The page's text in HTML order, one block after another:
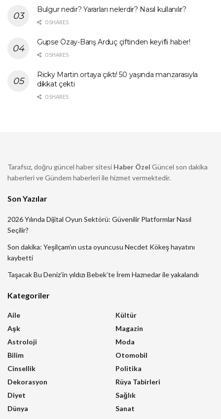
Bulgur nedir? Yararları nelerdir? Nasıl kullanılır?
0 SHARES
Gupse Özay-Barış Arduç çiftinden keyifli haber!
0 SHARES
Ricky Martin ortaya çıktı! 50 yaşında manzarasıyla
dikkat çekti
0 SHARES
Tarafsız, doğru güncel haber sitesi Haber Özel Güncel son dakika
haberleri ve Gündem haberleri ile hizmet vermektedir.
Son Yazılar
2026 Yılında Dijital Oyun Sektörü: Güvenilir Platformlar Nasıl
Seçilir?
Son dakika: Yeşilçam’ın usta oyuncusu Necdet Kökeş hayatını
kaybetti
Taşacak Bu Deniz’in yıldızı Bebek’te İrem Haznedar ile yakalandı
Kategoriler
Aile
Aşk
Astroloji
Bilim
Cinsellik
Dekorasyon
Diyet
Dünya
Kültür
Magazin
Moda
Otomobil
Politika
Rüya Tabirleri
Sağlık
Sanat